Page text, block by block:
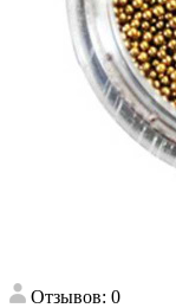
Отзывов: 0